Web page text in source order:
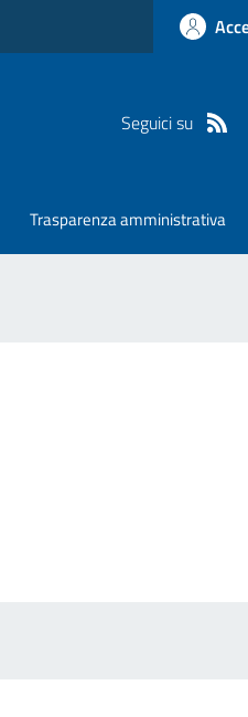
Seguici su
Trasparenza amministrativa